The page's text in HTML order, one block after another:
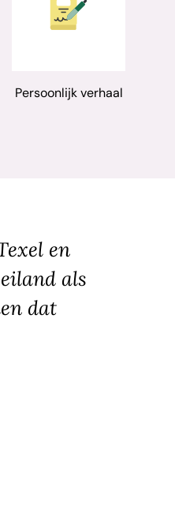
Persoonlijk verhaal
en
als
dat